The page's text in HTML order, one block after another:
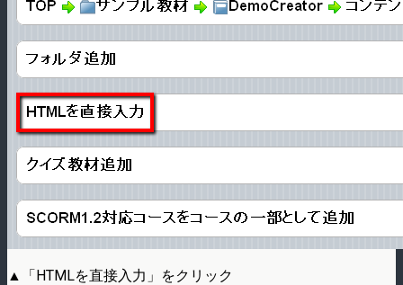
▲「HTMLを直接入力」をクリック